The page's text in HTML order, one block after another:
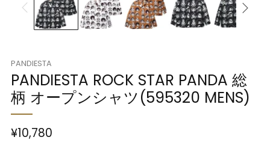
PANDIESTA
PANDIESTA ROCK STAR PANDA 総
柄 オープンシャツ(595320 MENS)
¥10,780